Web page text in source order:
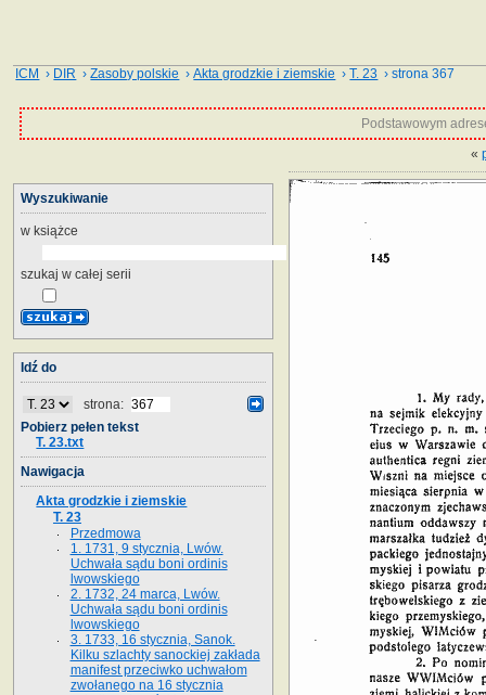
ICM › DIR ›Zasoby polskie ›Akta grodzkie i ziemskie ›T. 23 › strona 367
Podstawowym
«
Wyszukiwanie
w książce
szukaj w całej serii
Idź do
strona:
Pobierz pełen tekst
T. 23.txt
Nawigacja
Akta grodzkie i ziemskie
T. 23
Przedmowa
1. 1731, 9 stycznia, Lwów.
Uchwała sądu boni ordinis
lwowskiego
2. 1732, 24 marca, Lwów.
Uchwała sądu boni ordinis
lwowskiego
3. 1733, 16 stycznia, Sanok.
Kilku szlachty sanockiej zakłada
manifest przeciwko uchwałom
zwołanego na 16 stycz­nia